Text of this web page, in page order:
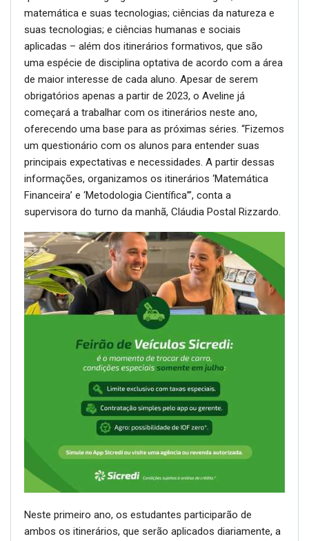
matemática e suas tecnologias; ciências da natureza e
suas tecnologias; e ciências humanas e sociais
aplicadas – além dos itinerários formativos, que são
uma espécie de disciplina optativa de acordo com a área
de maior interesse de cada aluno. Apesar de serem
obrigatórios apenas a partir de 2023, o Aveline já
começará a trabalhar com os itinerários neste ano,
oferecendo uma base para as próximas séries. “Fizemos
um questionário com os alunos para entender suas
principais expectativas e necessidades. A partir dessas
informações, organizamos os itinerários ‘Matemática
Financeira’ e ‘Metodologia Científica’”, conta a
supervisora do turno da manhã, Cláudia Postal Rizzardo.
Neste primeiro ano, os estudantes participarão de
ambos os itinerários, que serão aplicados diariamente, a